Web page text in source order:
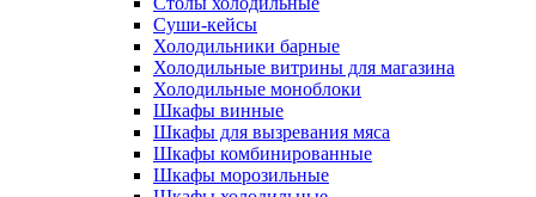
Суши-кейсы
Холодильники барные
Холодильные витрины для магазина
Холодильные моноблоки
Шкафы винные
Шкафы для вызревания мяса
Шкафы комбинированные
Шкафы морозильные